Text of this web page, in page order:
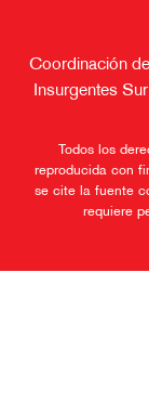
Coordinación
Insurgentes
Todos los
reproducida con
se cite la fuente
requiere